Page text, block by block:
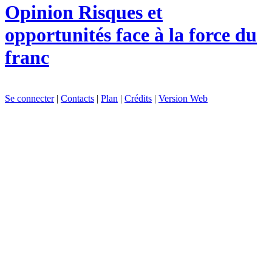
Opinion Risques et
opportunités face à la force du
franc
Se connecter| Contacts | Plan | Crédits | Version Web